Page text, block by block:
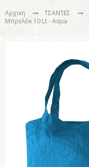
Αρχικη ΤΣΑΝΤΕΣ
Μπρελόκ 10 Lt - Aqua